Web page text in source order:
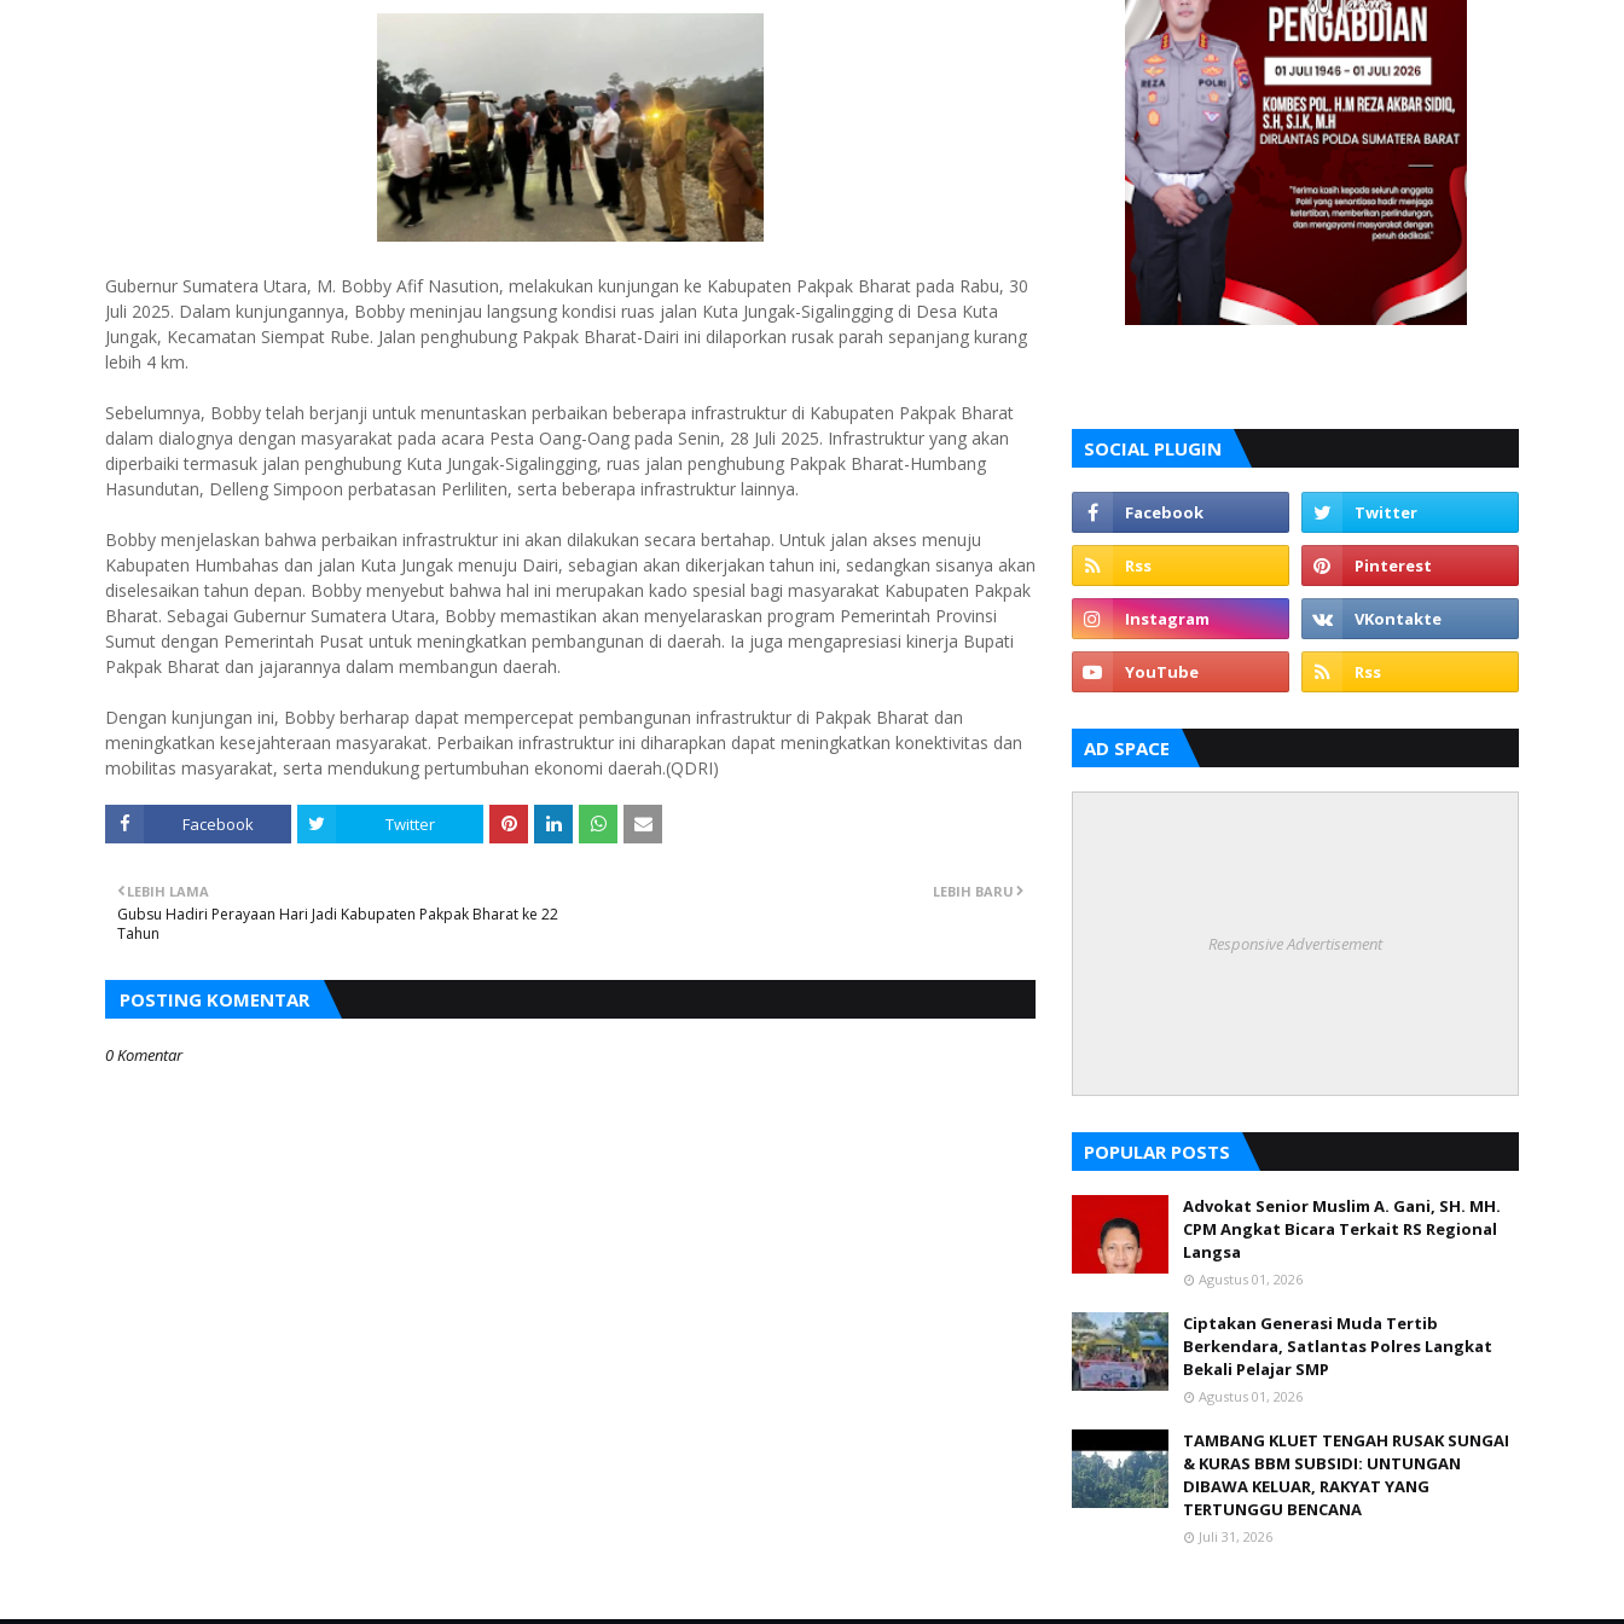
Gubernur Sumatera Utara, M. Bobby Afif Nasution, melakukan kunjungan ke Kabupaten Pakpak Bharat pada Rabu, 30
Juli 2025. Dalam kunjungannya, Bobby meninjau langsung kondisi ruas jalan Kuta Jungak-Sigalingging di Desa Kuta
Jungak, Kecamatan Siempat Rube. Jalan penghubung Pakpak Bharat-Dairi ini dilaporkan rusak parah sepanjang kurang
lebih 4 km.
Sebelumnya, Bobby telah berjanji untuk menuntaskan perbaikan beberapa infrastruktur di Kabupaten Pakpak Bharat
dalam dialognya dengan masyarakat pada acara Pesta Oang-Oang pada Senin, 28 Juli 2025. Infrastruktur yang akan
diperbaiki termasuk jalan penghubung Kuta Jungak-Sigalingging, ruas jalan penghubung Pakpak Bharat-Humbang
Hasundutan, Delleng Simpoon perbatasan Perliliten, serta beberapa infrastruktur lainnya.
Bobby menjelaskan bahwa perbaikan infrastruktur ini akan dilakukan secara bertahap. Untuk jalan akses menuju
Kabupaten Humbahas dan jalan Kuta Jungak menuju Dairi, sebagian akan dikerjakan tahun ini, sedangkan sisanya akan
diselesaikan tahun depan. Bobby menyebut bahwa hal ini merupakan kado spesial bagi masyarakat Kabupaten Pakpak
Bharat. Sebagai Gubernur Sumatera Utara, Bobby memastikan akan menyelaraskan program Pemerintah Provinsi
Sumut dengan Pemerintah Pusat untuk meningkatkan pembangunan di daerah. Ia juga mengapresiasi kinerja Bupati
Pakpak Bharat dan jajarannya dalam membangun daerah.
Dengan kunjungan ini, Bobby berharap dapat mempercepat pembangunan infrastruktur di Pakpak Bharat dan
meningkatkan kesejahteraan masyarakat. Perbaikan infrastruktur ini diharapkan dapat meningkatkan konektivitas dan
mobilitas masyarakat, serta mendukung pertumbuhan ekonomi daerah.(QDRI)
Facebook Twitter
LEBIH BARU
LEBIH LAMA
Gubsu Hadiri Perayaan Hari Jadi Kabupaten Pakpak Bharat ke 22
Tahun
POSTING KOMENTAR
0 Komentar
SOCIAL PLUGIN
AD SPACE
Responsive Advertisement
POPULAR POSTS
Advokat Senior Muslim A. Gani, SH. MH.
CPM Angkat Bicara Terkait RS Regional
Langsa
Agustus 01, 2026
Ciptakan Generasi Muda Tertib
Berkendara, Satlantas Polres Langkat
Bekali Pelajar SMP
Agustus 01, 2026
TAMBANG KLUET TENGAH RUSAK SUNGAI
& KURAS BBM SUBSIDI: UNTUNGAN
DIBAWA KELUAR, RAKYAT YANG
TERTUNGGU BENCANA
Juli 31, 2026